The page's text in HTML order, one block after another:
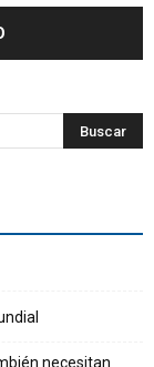
necesitan